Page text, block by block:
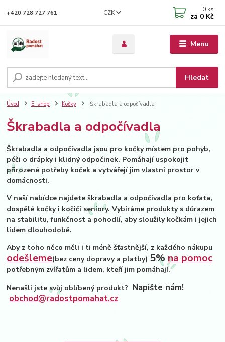
Menu
CZK
Hledat
+420 728 727 761 0 ks
za 0 Kč
Úvod E-shop Kočky Škrabadla a odpočívadla
Škrabadla a odpočívadla
Škrabadla a odpočívadla jsou pro kočky místem pro pohyb,
péči o drápky i klidný odpočinek. Pomáhají uspokojit
přirozené potřeby koček a vytvářejí jim vlastní prostor v
domácnosti.
V naší nabídce najdete škrabadla a odpočívadla pro koťata,
dospělé kočky i kočičí seniory. Vybíráme produkty s důrazem
na stabilitu, funkčnost a pohodlí, aby sloužily kočkám i jejich
lidem dlouhodobě.
Aby z toho něco měli i ti méně šťastnější, z každého nákupu
odešleme(bez ceny dopravy a platby) 5%na pomoc
potřebným zvířatům a lidem, kteří jim pomáhají.
Nenašli jste svůj oblíbený produkt? Napište nám!
obchod@radostpomahat.cz